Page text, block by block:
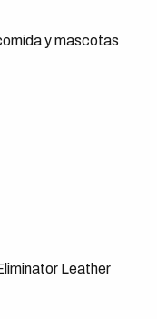
y mascotas
Leather